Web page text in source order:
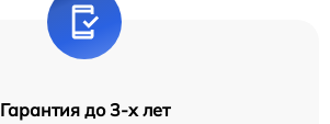
Гарантия до 3-х лет